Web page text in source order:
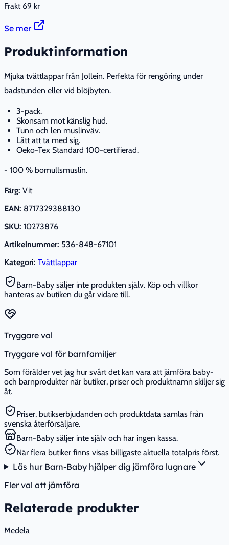
Frakt 69 kr
Se mer
Produktinformation
Mjuka tvättlappar från Jollein. Perfekta för rengöring under
badstunden eller vid blöjbyten.
3-pack.
Skonsam mot känslig hud.
Tunn och len muslinväv.
Lätt att ta med sig.
Oeko-Tex Standard 100-certifierad.
- 100 % bomullsmuslin.
Färg: Vit
EAN: 8717329388130
SKU: 10273876
Artikelnummer: 536-848-67101
Kategori: Tvättlappar
Barn-Baby säljer inte produkten själv. Köp och villkor
hanteras av butiken du går vidare till.
Tryggare val
Tryggare val för barnfamiljer
Som förälder vet jag hur svårt det kan vara att jämföra baby-
och barnprodukter när butiker, priser och produktnamn skiljer sig
åt.
Priser, butikserbjudanden och produktdata samlas från
svenska återförsäljare.
Barn-Baby säljer inte själv och har ingen kassa.
När flera butiker finns visas billigaste aktuella totalpris först.
Läs hur Barn-Baby hjälper dig jämföra lugnare
Fler val att jämföra
Relaterade produkter
Medela